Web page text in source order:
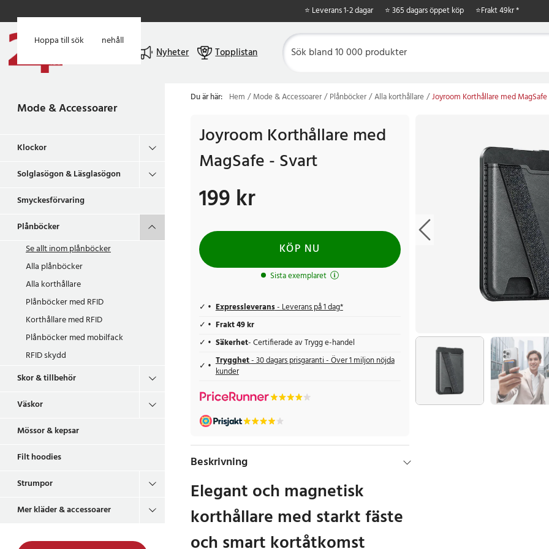
Hoppa till huvudinnehåll
Hoppa till sök
⭐ Leverans 1-2 dagar ⭐ 365 dagars öppet köp ⭐Frakt 49kr *
Nyheter Topplistan
Mode & Accessoarer
Klockor
Solglasögon & Läsglasögon
Smyckesförvaring
Plånböcker
Se allt inomplånböcker
Alla plånböcker
Alla korthållare
Plånböcker med RFID
Korthållare med RFID
Plånböcker med mobilfack
RFID skydd
Skor & tillbehör
Väskor
Mössor & kepsar
Filt hoodies
Strumpor
Mer kläder & accessoarer
Du är här: Hem Mode & Accessoarer Plånböcker Alla korthållare Joyroom Korthållare med
Joyroom Korthållare med
MagSafe - Svart
Pris:199 kr
199 kr
KÖP NU
Sista exemplaret
Expressleverans- Leverans på 1 dag*
Frakt 49 kr
Säkerhet- Certifierade av Trygg e-handel
Trygghet- 30 dagars prisgaranti - Över 1 miljon nöjda
kunder
Beskrivning
Elegant och magnetisk
korthållare med starkt fäste
och smart kortåtkomst